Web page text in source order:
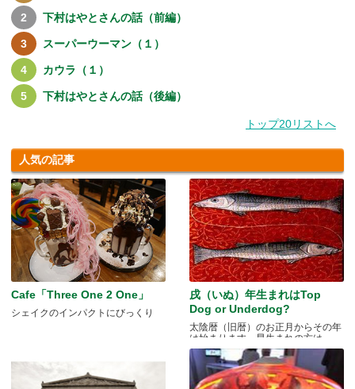
下村はやとさんの話（前編）
スーパーウーマン（１）
カウラ（１）
下村はやとさんの話（後編）
トップ20リストへ
人気の記事
Cafe「Three One 2 One」
シェイクのインパクトにびっくり
戌（いぬ）年生まれはTop
Dog or Underdog?
太陰暦（旧暦）のお正月からその年
は始まります。早生まれの方は.....